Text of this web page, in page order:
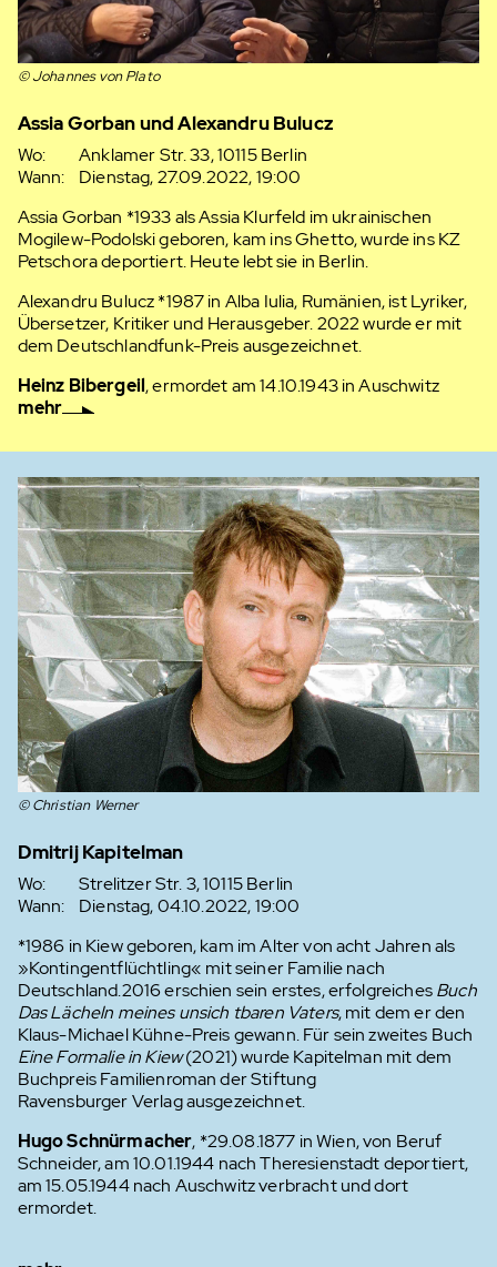
© Johannes von Plato
Assia Gorban und Alexandru Bulucz
Wo:
Anklamer Str. 33, 10115 Berlin
Wann:
Dienstag, 27.09.2022, 19:00
Assia Gorban *1933 als Assia Klurfeld im ukrainischen
Mogilew-Podolski geboren, kam ins Ghetto, wurde ins KZ
Petschora deportiert. Heute lebt sie in Berlin.
Alexandru Bulucz *1987 in Alba Iulia, Rumänien, ist Lyriker,
Übersetzer, Kritiker und Herausgeber. 2022 wurde er mit
dem Deutschlandfunk-Preis ausgezeichnet.
Heinz Bibergeil, ermordet am 14.10.1943 in Auschwitz
mehr
© Christian Werner
Dmitrij Kapitelman
Wo:
Strelitzer Str. 3, 10115 Berlin
Wann:
Dienstag, 04.10.2022, 19:00
*1986 in Kiew geboren, kam im Alter von acht Jahren als
»Kontingentflüchtling« mit seiner Familie nach
Deutschland.2016 erschien sein erstes, erfolgreichesBuch
Das Lächeln meines unsich tbaren Vaters, mit dem er den
Klaus-Michael Kühne-Preis gewann. Für sein zweites Buch
Eine Formalie in Kiew(2021) wurde Kapitelman mit dem
Buchpreis Familienroman der Stiftung
Ravensburger Verlag ausgezeichnet.
Hugo Schnürmacher, *29.08.1877 in Wien, von Beruf
Schneider, am 10.01.1944 nach Theresienstadt deportiert,
am 15.05.1944 nach Auschwitz verbracht und dort
ermordet.